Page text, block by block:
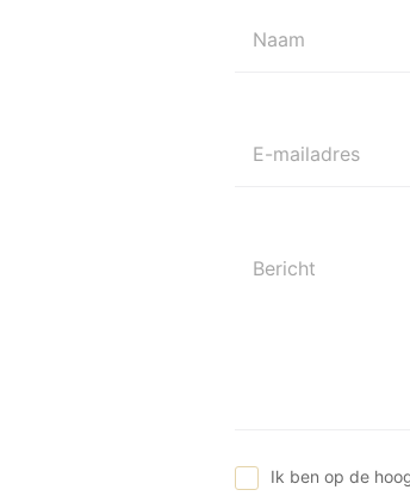
Naam
E-mailadres
Bericht
Ik ben op de